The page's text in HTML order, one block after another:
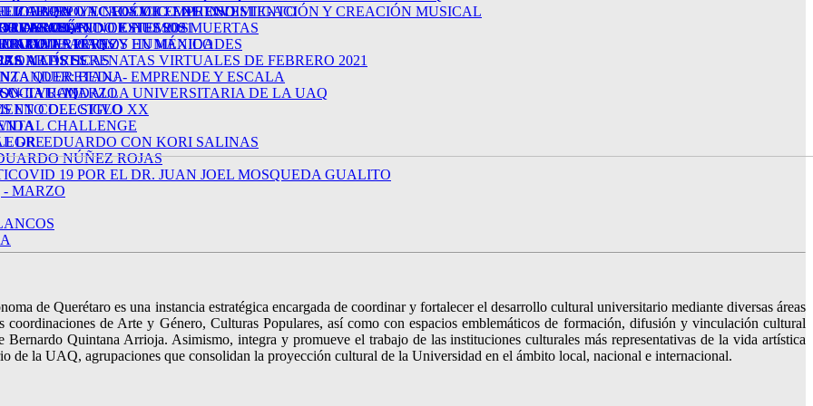
CUERPO ACADÉMICO DE INVESTIGACIÓN Y CREACIÓN MUSICAL
A CAFÉ
DE ARTES Y HUMANIDADES
IDEA EN UN NEGOCIO EXITOSO
- FUNCIONES 2021
PROYECTOS DE EMPRENDIMIENTO
CUANDO ESTEMOS MUERTAS
DE LA UAQ
MADRES
- TVUAQ
EN COLECTIVO
LA UAQ!
ROJAS PÉREZ
ARTÍSTICAS
BEDU - EMPRENDE Y ESCALA
- MARZO
CHALLENGE
DR. EDUARDO CON KORI SALINAS
NÚÑEZ ROJAS
19 POR EL DR. JUAN JOEL MOSQUEDA GUALITO
MARZO
CABQA
UN ROSARIO DE HUESOS
EN MÉXICO
A LAS SERENATAS VIRTUALES DE FEBRERO 2021
QUERETANA
LA RONDALLA UNIVERSITARIA DE LA UAQ
DEL SIGLO XX
de Querétaro es una instancia estratégica encargada de coordinar y fortalecer el desarrollo cultural universitario mediante diversas áreas
coordinaciones de Arte y Género, Culturas Populares, así como con espacios emblemáticos de formación, difusión y vinculación cultural
Quintana Arrioja. Asimismo, integra y promueve el trabajo de las instituciones culturales más representativas de la vida artística
la UAQ, agrupaciones que consolidan la proyección cultural de la Universidad en el ámbito local, nacional e internacional.